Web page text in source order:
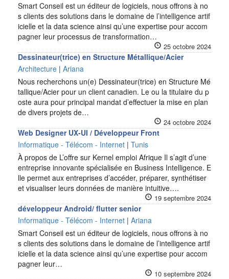
Smart Conseil est un éditeur de logiciels, nous offrons à no
s clients des solutions dans le domaine de l’intelligence artif
icielle et la data science ainsi qu’une expertise pour accom
pagner leur processus de transformation…
25 octobre 2024
Dessinateur(trice) en Structure Métallique/Acier
Architecture | Ariana
Nous recherchons un(e) Dessinateur(trice) en Structure Mé
tallique/Acier pour un client canadien. Le ou la titulaire du p
oste aura pour principal mandat d’effectuer la mise en plan
de divers projets de…
24 octobre 2024
Web Designer UX-UI / Développeur Front
Informatique - Télécom - Internet | Tunis
À propos de L’offre sur Kernel emploi Afrique Il s’agit d’une
entreprise innovante spécialisée en Business Intelligence. E
lle permet aux entreprises d’accéder, préparer, synthétiser
et visualiser leurs données de manière intuitive….
19 septembre 2024
développeur Android/ flutter senior
Informatique - Télécom - Internet | Ariana
Smart Conseil est un éditeur de logiciels, nous offrons à no
s clients des solutions dans le domaine de l’intelligence artif
icielle et la data science ainsi qu’une expertise pour accom
pagner leur…
10 septembre 2024